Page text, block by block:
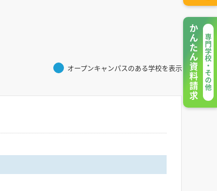
オープンキャンパスのある学校を表示 専門学校・その他
かんたん資料請求